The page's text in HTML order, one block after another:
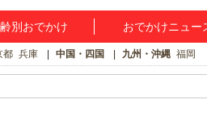
別おでかけ おでかけニュー
都 兵庫 中国・四国 九州・沖縄 福岡